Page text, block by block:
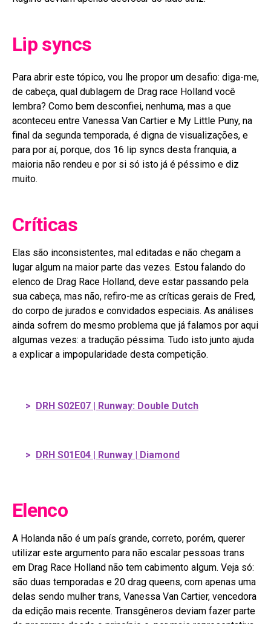
Lip syncs
Para abrir este tópico, vou lhe propor um desafio: diga-me,
de cabeça, qual dublagem de Drag race Holland você
lembra? Como bem desconfiei, nenhuma, mas a que
aconteceu entre Vanessa Van Cartier e My Little Puny, na
final da segunda temporada, é digna de visualizações, e
para por aí, porque, dos 16 lip syncs desta franquia, a
maioria não rendeu e por si só isto já é péssimo e diz
muito.
Críticas
Elas são inconsistentes, mal editadas e não chegam a
lugar algum na maior parte das vezes. Estou falando do
elenco de Drag Race Holland, deve estar passando pela
sua cabeça, mas não, refiro-me as críticas gerais de Fred,
do corpo de jurados e convidados especiais. As análises
ainda sofrem do mesmo problema que já falamos por aqui
algumas vezes: a tradução péssima. Tudo isto junto ajuda
a explicar a impopularidade desta competição.
> DRH S02E07 | Runway: Double Dutch
> DRH S01E04 | Runway | Diamond
Elenco
A Holanda não é um país grande, correto, porém, querer
utilizar este argumento para não escalar pessoas trans
em Drag Race Holland não tem cabimento algum. Veja só:
são duas temporadas e 20 drag queens, com apenas uma
delas sendo mulher trans, Vanessa Van Cartier, vencedora
da edição mais recente. Transgêneros deviam fazer parte